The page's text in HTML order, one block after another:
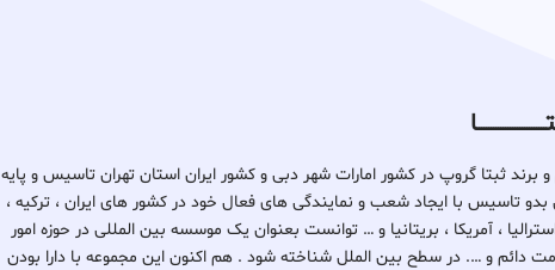
در سال 1381 تحت نام و برند ثبتا گروپ در کشور امارات شهر دبی و کشور ایران استان تهران تاسیس و پایه
تاسیس با ایجاد شعب و نمایندگی های فعال خود در کشور های ایران ، ترکیه ،
، آمریکا ، بریتانیا و … توانست بعنوان یک موسسه بین المللی در حوزه امور
دائم و …. در سطح بین الملل شناخته شود . هم اکنون این مجموعه با دارا بودن